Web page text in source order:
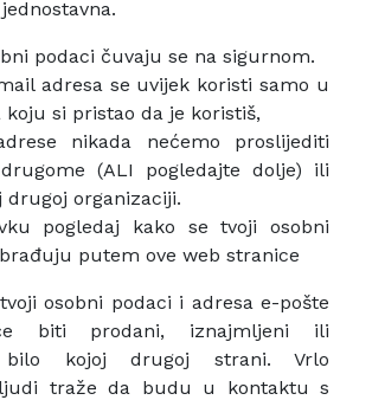
podaci čuvaju se na sigurnom.
adresa se uvijek koristi samo u
koju si pristao da je koristiš,
nikada nećemo proslijediti
(ALI pogledajte dolje) ili
drugoj organizaciji.
pogledaj kako se tvoji osobni
putem ove web stranice
osobni podaci i adresa e-pošte
biti prodani, iznajmljeni ili
bilo kojoj drugoj strani. Vrlo
ljudi traže da budu u kontaktu s